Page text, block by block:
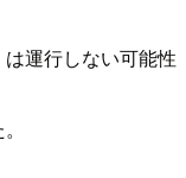
運行しない可能性